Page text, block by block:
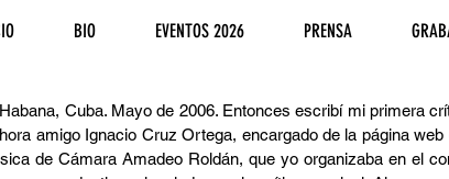
BIO EVENTOS 2026 PRENSA
Cuba. Mayo de 2006. Entonces escribí mi primera
amigo Ignacio Cruz Ortega, encargado de la página
de Cámara Amadeo Roldán, que yo organizaba en el